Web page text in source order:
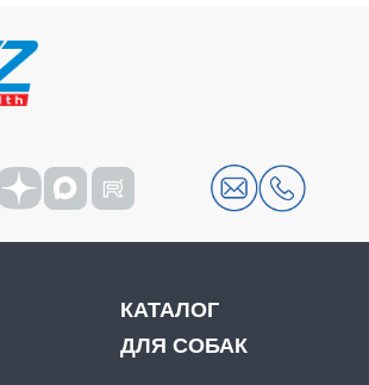
КАТАЛОГ
ДЛЯ СОБАК